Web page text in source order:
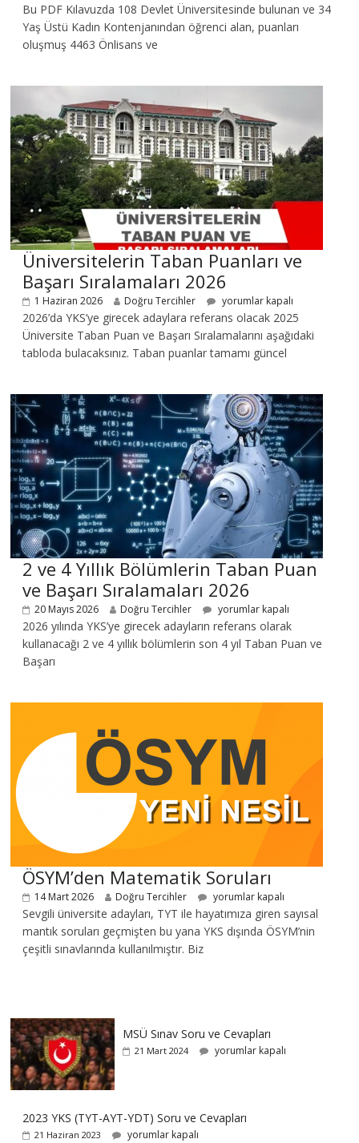
Bu PDF Kılavuzda 108 Devlet Üniversitesinde bulunan ve 34
Yaş Üstü Kadın Kontenjanından öğrenci alan, puanları
oluşmuş 4463 Önlisans ve
Üniversitelerin Taban Puanları ve
Başarı Sıralamaları 2026
1 Haziran 2026 Doğru Tercihler yorumlar kapalı
2026’da YKS’ye girecek adaylara referans olacak 2025
Üniversite Taban Puan ve Başarı Sıralamalarını aşağıdaki
tabloda bulacaksınız. Taban puanlar tamamı güncel
2 ve 4 Yıllık Bölümlerin Taban Puan
ve Başarı Sıralamaları 2026
20 Mayıs 2026 Doğru Tercihler yorumlar kapalı
2026 yılında YKS’ye girecek adayların referans olarak
kullanacağı 2 ve 4 yıllık bölümlerin son 4 yıl Taban Puan ve
Başarı
ÖSYM’den Matematik Soruları
14 Mart 2026 Doğru Tercihler yorumlar kapalı
Sevgili üniversite adayları, TYT ile hayatımıza giren sayısal
mantık soruları geçmişten bu yana YKS dışında ÖSYM’nin
çeşitli sınavlarında kullanılmıştır. Biz
MSÜ Sınav Soru ve Cevapları
21 Mart 2024 yorumlar kapalı
2023 YKS (TYT-AYT-YDT) Soru ve Cevapları
21 Haziran 2023 yorumlar kapalı